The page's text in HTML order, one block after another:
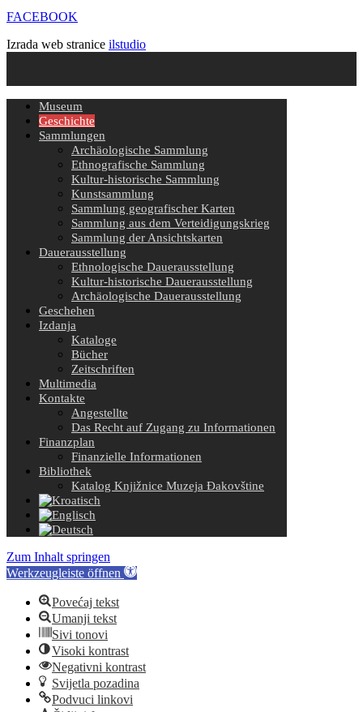
FACEBOOK
Izrada web stranice ilstudio
Museum
Geschichte
Sammlungen
Archäologische Sammlung
Ethnografische Sammlung
Kultur-historische Sammlung
Kunstsammlung
Sammlung geografischer Karten
Sammlung aus dem Verteidigungskrieg
Sammlung der Ansichtskarten
Dauerausstellung
Ethnologische Dauerausstellung
Kultur-historische Dauerausstellung
Archäologische Dauerausstellung
Geschehen
Izdanja
Kataloge
Bücher
Zeitschriften
Multimedia
Kontakte
Angestellte
Das Recht auf Zugang zu Informationen
Finanzplan
Finanzielle Informationen
Bibliothek
Katalog Knjižnice Muzeja Đakovštine
Zum Inhalt springen
Werkzeugleiste öffnen
Povećaj tekst
Umanji tekst
Sivi tonovi
Visoki kontrast
Negativni kontrast
Svijetla pozadina
Podvuci linkovi